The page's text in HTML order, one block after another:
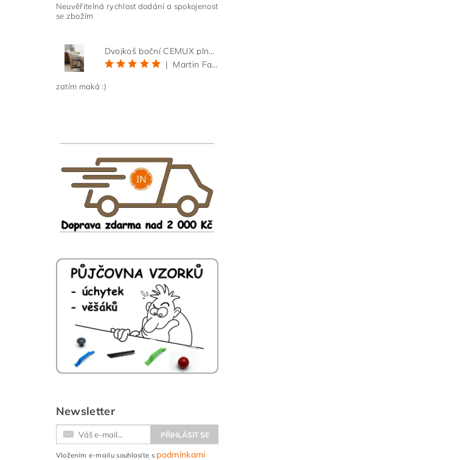
Neuvěřitelná rychlost dodání a spokojenost
se zbožím
Dvojkoš boční CEMUX plné dno 3D, s tlumením antracit 200 mm
|
Martin Faltus
zatím maká :)
Newsletter
Vložením e-mailu souhlasíte s podmínkami